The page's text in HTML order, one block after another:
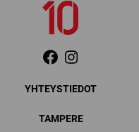
YHTEYSTIEDOT
TAMPERE